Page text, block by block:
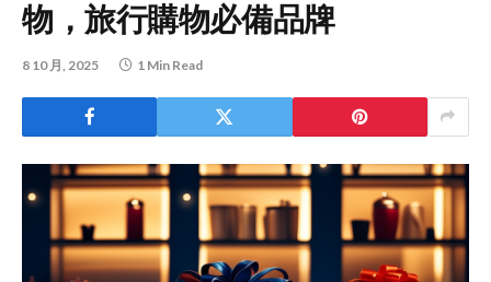
物，旅行購物必備品牌
8 10 月, 2025 1 Min Read